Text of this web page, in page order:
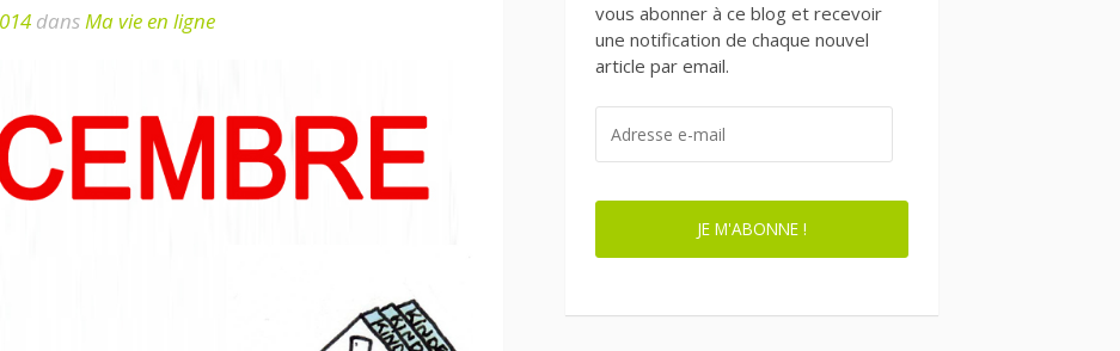
dansMa vie en ligne
vous abonner à ce blog et recevoir
une notification de chaque nouvel
article par email.
MAIL
JE M'ABONNE !